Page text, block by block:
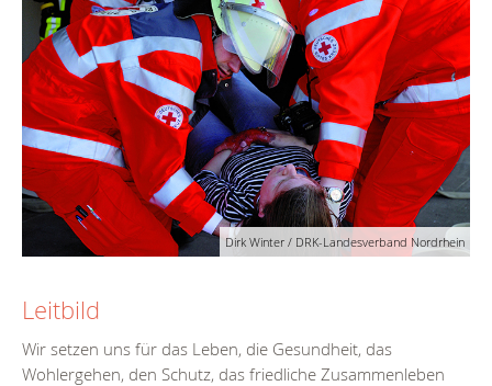
Dirk Winter / DRK-Landesverband Nordrhein
Leitbild
Wir setzen uns für das Leben, die Gesundheit, das
Wohlergehen, den Schutz, das friedliche Zusammenleben